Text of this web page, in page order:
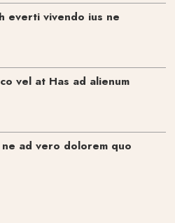
everti vivendo ius ne
vel at Has ad alienum
ne ad vero dolorem quo